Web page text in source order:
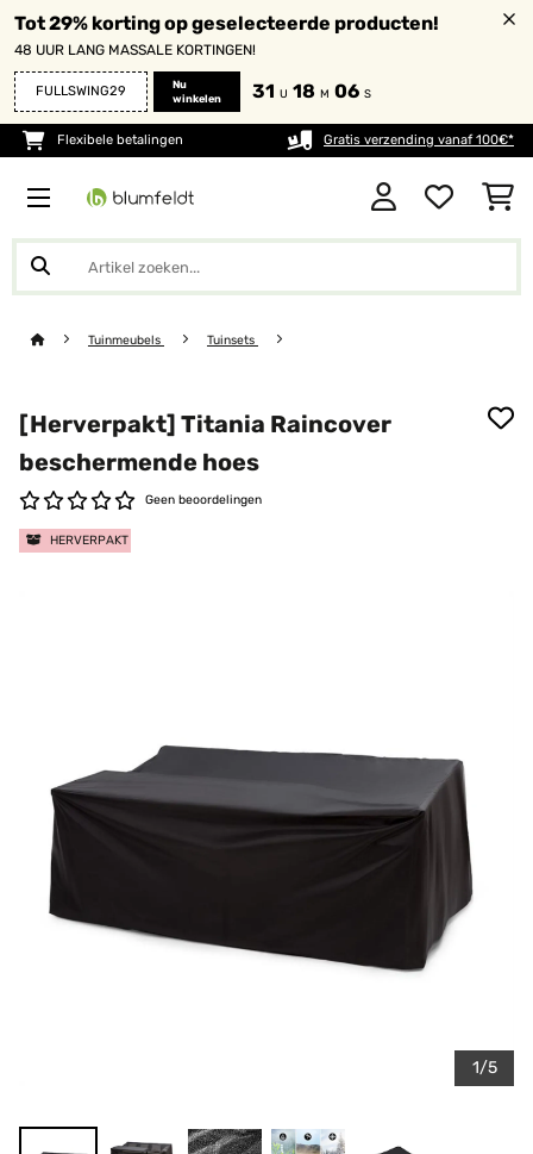
Tot 29% korting op geselecteerde producten!
48 UUR LANG MASSALE KORTINGEN!
FULLSWING29
Nu
winkelen
31 U 18 M 05 S
Flexibele betalingen Gratis verzending vanaf 100€*
Tuinmeubels Tuinsets
[Herverpakt] Titania Raincover
beschermende hoes
Geen beoordelingen
HERVERPAKT
1/5